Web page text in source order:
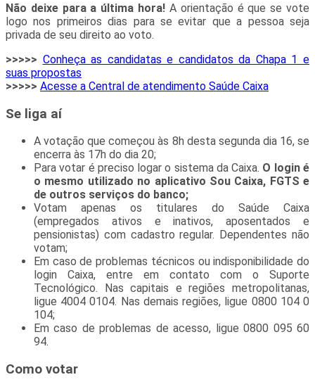
Não deixe para a última hora! A orientação é que se vote
logo nos primeiros dias para se evitar que a pessoa seja
privada de seu direito ao voto.
>>>>> Conheça as candidatas e candidatos da Chapa 1 e
suas propostas
>>>>> Acesse a Central de atendimento Saúde Caixa
Se liga aí
A votação que começou às 8h desta segunda dia 16, se
encerra às 17h do dia 20;
Para votar é preciso logar o sistema da Caixa. O login é
o mesmo utilizado no aplicativo Sou Caixa, FGTS e
de outros serviços do banco;
Votam apenas os titulares do Saúde Caixa
(empregados ativos e inativos, aposentados e
pensionistas) com cadastro regular. Dependentes não
votam;
Em caso de problemas técnicos ou indisponibilidade do
login Caixa, entre em contato com o Suporte
Tecnológico. Nas capitais e regiões metropolitanas,
ligue 4004 0104. Nas demais regiões, ligue 0800 104 0
104;
Em caso de problemas de acesso, ligue 0800 095 60
94.
Como votar